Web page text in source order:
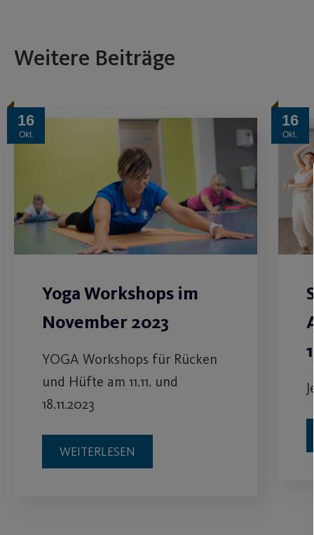
Weitere Beiträge
16
Okt.
Yoga Workshops im
November 2023
YOGA Workshops für Rücken
und Hüfte am 11.11. und
18.11.2023
WEITERLESEN
16
Okt.